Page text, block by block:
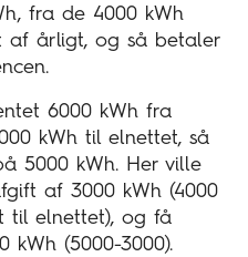
fra de 4000 kWh
af årligt, og så betaler
6000 kWh fra
kWh til elnettet, så
5000 kWh. Her ville
af 3000 kWh (4000
til elnettet), og få
kWh (5000-3000).